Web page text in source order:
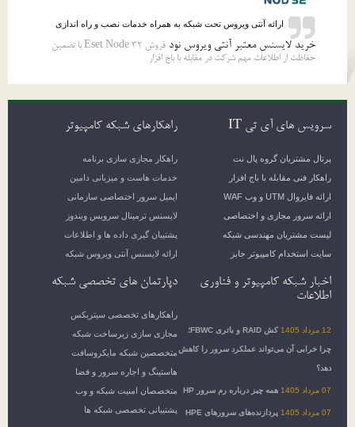
ارائه آنتی ویروس تحت شبکه به همراه خدمات نصب و راه اندازی
خرید لایسنس معتبر آنتی ویروس نود
فروش 32 Eset Node با تضمین
حفاظت از اطلاعات مهم شرکت در مقابله با باج افزار
راهکارهای شبکه کامپیوتر
راهکار مجازی سازی برنامه
خدمات هاست و میزبانی دامین
ایمیل سرور اختصاصی سازمانی
لایسنس ترمینال سرویس ویندوز
پشتیبان گیری داده ها و اطلاعات
ارائه لایسنس آنتی ویروس شبکه
سرویس های آی تی IT
پرتال مشتریان گروه پال نت
راهکار فنی مقابله با باج افزار
ارائه فایروال UTM و وب WAF
ارائه سرور مجازی و اختصاصی
لیست مشتریان مهندسی شبکه
سایت استخدام کامپیوتر جابز
دپارتمان های تخصصی شبکه
راهکارهای تخصصی سیتریکس
مجازی سازی زیرساخت شبکه
متخصصین شبکه مایکروسافت
هاستینگ و اجاره سرور و فضا
متخصصان امنیت شبکه و وب
پشتیبانی تخصصی شبکه ها
اخبار شبکه کامپیوتر و فناوری
اطلاعات
12 مرداد 1405 کش RAID و باتری FBWC؛
چرا خرابی آن می‌تواند عملکرد سرور را کاهش
دهد؟
07 مرداد 1405 همه چیز درباره رم سرور HP
07 مرداد 1405 پردازنده‌های سرورهای HPE